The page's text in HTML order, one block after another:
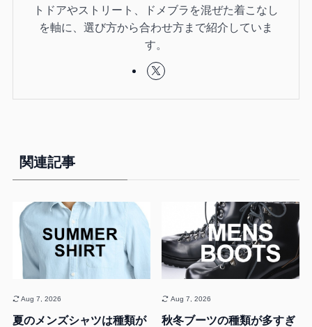
トドアやストリート、ドメブラを混ぜた着こなし
を軸に、選び方から合わせ方まで紹介していま
す。
関連記事
夏のメンズシャツは種類が
Aug 7, 2026
秋冬ブーツの種類が多すぎ
Aug 7, 2026